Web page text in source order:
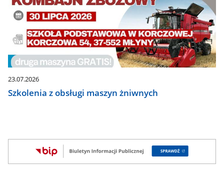
23.07.2026
Szkolenia z obsługi maszyn żniwnych